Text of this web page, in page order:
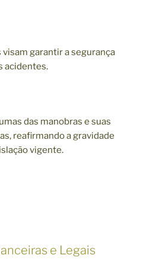
garantir a segurança
acidentes.
das manobras e suas
reafirmando a gravidade
vigente.
e Legais